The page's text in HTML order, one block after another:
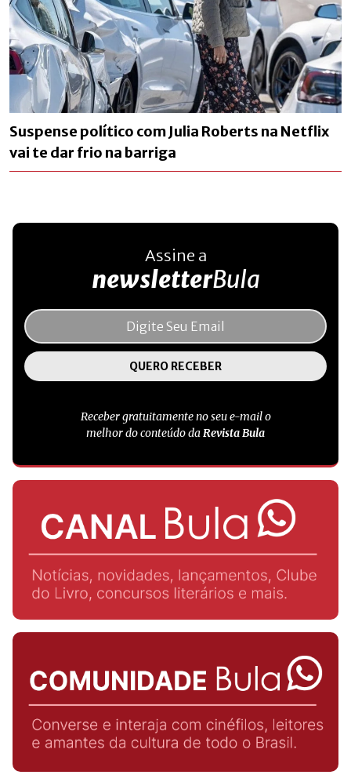
Suspense político com Julia Roberts na Netflix
vai te dar frio na barriga
Assine a
newsletterBula
Receber gratuitamente no seu e-mail o
melhor do conteúdo daRevista Bula